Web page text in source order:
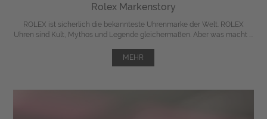
Rolex Markenstory
ROLEX ist sicherlich die bekannteste Uhrenmarke der Welt. ROLEX
Uhren sind Kult, Mythos und Legende gleichermaßen. Aber was macht ...
MEHR